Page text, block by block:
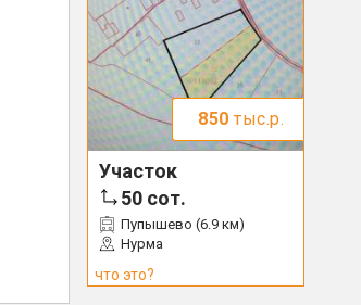
850 тыс.р.
Участок
50 сот.
Пупышево (6.9 км)
Нурма
что это?